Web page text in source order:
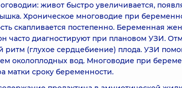
живот быстро увеличивается,
Хроническое многоводие при
скапливается постепенно. Беременная
часто диагностируют при плановом УЗИ.
(глухое сердцебиение) плода. УЗИ
околоплодных вод. Многоводие при
матки сроку беременности.